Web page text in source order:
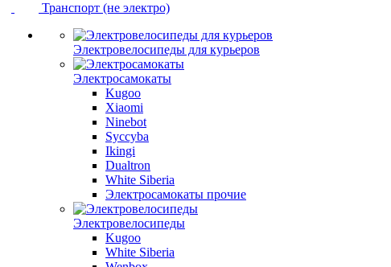
Транспорт (не электро)
Электровелосипеды для курьеров
Электросамокаты
Kugoo
Xiaomi
Ninebot
Syccyba
Ikingi
Dualtron
White Siberia
Электросамокаты прочие
Электровелосипеды
Kugoo
White Siberia